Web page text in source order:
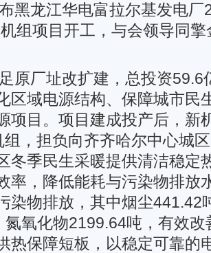
黑龙江华电富拉尔基发电厂
组项目开工，与会领导同
原厂址改扩建，总投资59.6
区域电源结构、保障城市民
项目。项目建成投产后，新
，担负向齐齐哈尔中心城
冬季民生采暖提供清洁稳定
率，降低能耗与污染物排放
染物排放，其中烟尘441.42
氮氧化物2199.64吨，有效
热保障短板，以稳定可靠的